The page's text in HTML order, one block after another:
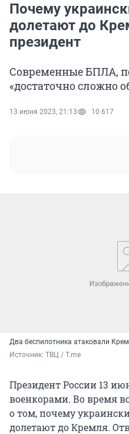
Почему
долетают до
президент
Современные БПЛА,
«достаточно сложно
13 июня 2023, 21:13 10 617
Два беспилотника атаковали
Источник: ТВЦ / Т.me
Президент России 13
военкорами. Во время
о том, почему
долетают до Кремля.